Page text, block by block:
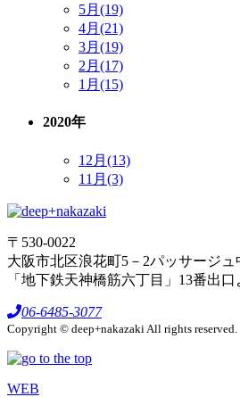
5月(19)
4月(21)
3月(19)
2月(17)
1月(15)
2020年
12月(13)
11月(3)
〒530-0022
大阪市北区浪花町5－2パッサージュ
「地下鉄天神橋筋六丁目」13番出
06-6485-3077
Copyright © deep+nakazaki All rights reserved.
WEB